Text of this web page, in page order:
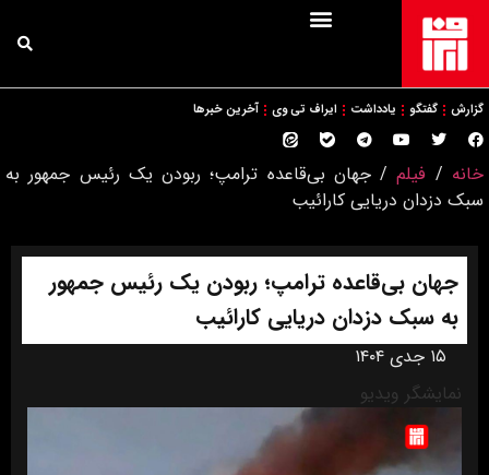
گزارش گفتگو یادداشت ایراف تی وی آخرین خبرها
خانه / فیلم/جهان بی‌قاعده ترامپ؛ ربودن یک رئیس جمهور به
سبک دزدان دریایی کارائیب
جهان بی‌قاعده ترامپ؛ ربودن یک رئیس جمهور
به سبک دزدان دریایی کارائیب
۱۵ جدی ۱۴۰۴
نمایشگر ویدیو